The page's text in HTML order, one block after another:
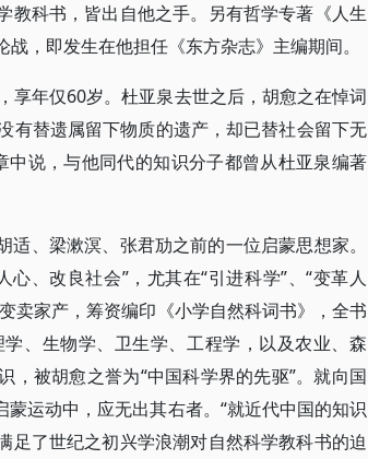
教科书，皆出自他之手。另有哲学专著《人生
，即发生在他担任《东方杂志》主编期间。
享年仅60岁。杜亚泉去世之后，胡愈之在悼词
有替遗属留下物质的遗产，却已替社会留下无
说，与他同代的知识分子都曾从杜亚泉编著
、梁漱溟、张君劢之前的一位启蒙思想家。
、改良社会”，尤其在“引进科学”、“变革人
卖家产，筹资编印《小学自然科词书》，全书
、生物学、卫生学、工程学，以及农业、森
被胡愈之誉为“中国科学界的先驱”。就向国
运动中，应无出其右者。“就近代中国的知识
了世纪之初兴学浪潮对自然科学教科书的迫